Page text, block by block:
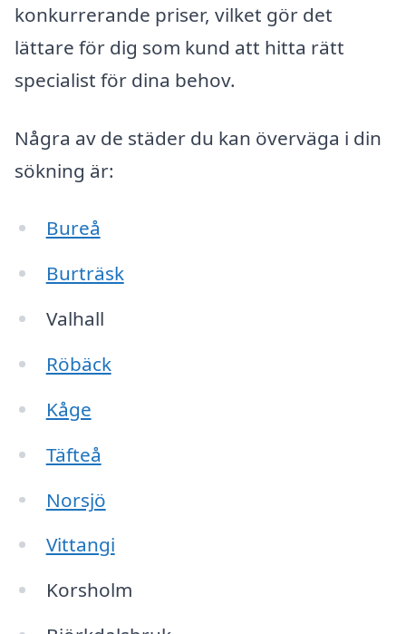
konkurrerande priser, vilket gör det
lättare för dig som kund att hitta rätt
specialist för dina behov.
Några av de städer du kan överväga i din
sökning är:
Bureå
Burträsk
Valhall
Röbäck
Kåge
Täfteå
Norsjö
Vittangi
Korsholm